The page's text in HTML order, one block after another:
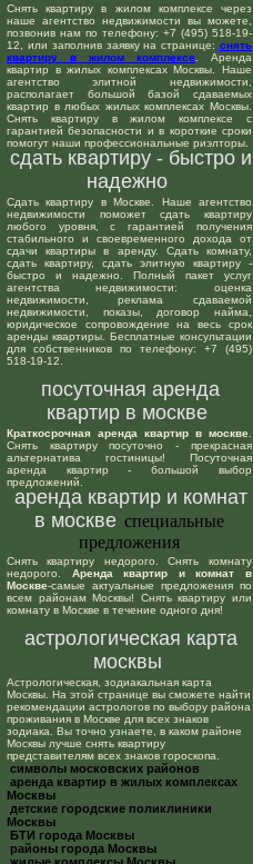
Снять квартиру в жилом комплексе через
наше агентство недвижимости вы можете,
позвонив нам по телефону: +7 (495) 518-19-
12, или заполнив заявку на странице: снять
квартиру в жилом комплексе . Аренда
квартир в жилых комплексах Москвы. Наше
агентство элитной недвижимости,
располагает большой базой сдаваемых
квартир в любых жилых комплексах Москвы.
Снять квартиру в жилом комплексе с
гарантией безопасности и в короткие сроки
помогут наши профессиональные риэлторы.
сдать квартиру - быстро и
надежно
Сдать квартиру в Москве. Наше агентство
недвижимости поможет сдать квартиру
любого уровня, с гарантией получения
стабильного и своевременного дохода от
сдачи квартиры в аренду. Сдать комнату,
сдать квартиру, сдать элитную квартиру -
быстро и надежно. Полный пакет услуг
агентства недвижимости: оценка
недвижимости, реклама сдаваемой
недвижимости, показы, договор найма,
юридическое сопровождение на весь срок
аренды квартиры. Бесплатные консультации
для собственников по телефону: +7 (495)
518-19-12.
посуточная аренда
квартир в москве
Краткосрочная аренда квартир в москве
Снять квартиру посуточно - прекрасная
альтернатива гостиницы! Посуточная
аренда квартир - большой выбор
предложений.
аренда квартир и комнат
в москве специальные
предложения
Снять квартиру недорого. Снять комнату
недорого. Аренда квартир и комнат в
Москве-самые актуальные предложения по
всем районам Москвы! Снять квартиру или
комнату в Москве в течение одного дня!
астрологическая карта
москвы
Астрологическая, зодиакальная карта
Москвы. На этой странице вы сможете найти
рекомендации астрологов по выбору района
проживания в Москве для всех знаков
зодиака. Вы точно узнаете, в каком районе
Москвы лучше снять квартиру
представителям всех знаков гороскопа.
cимволы московских районов
аренда квартир в жилых комплексах
Москвы
детские городские поликлиники
Москвы
БТИ города Москвы
районы города Москвы